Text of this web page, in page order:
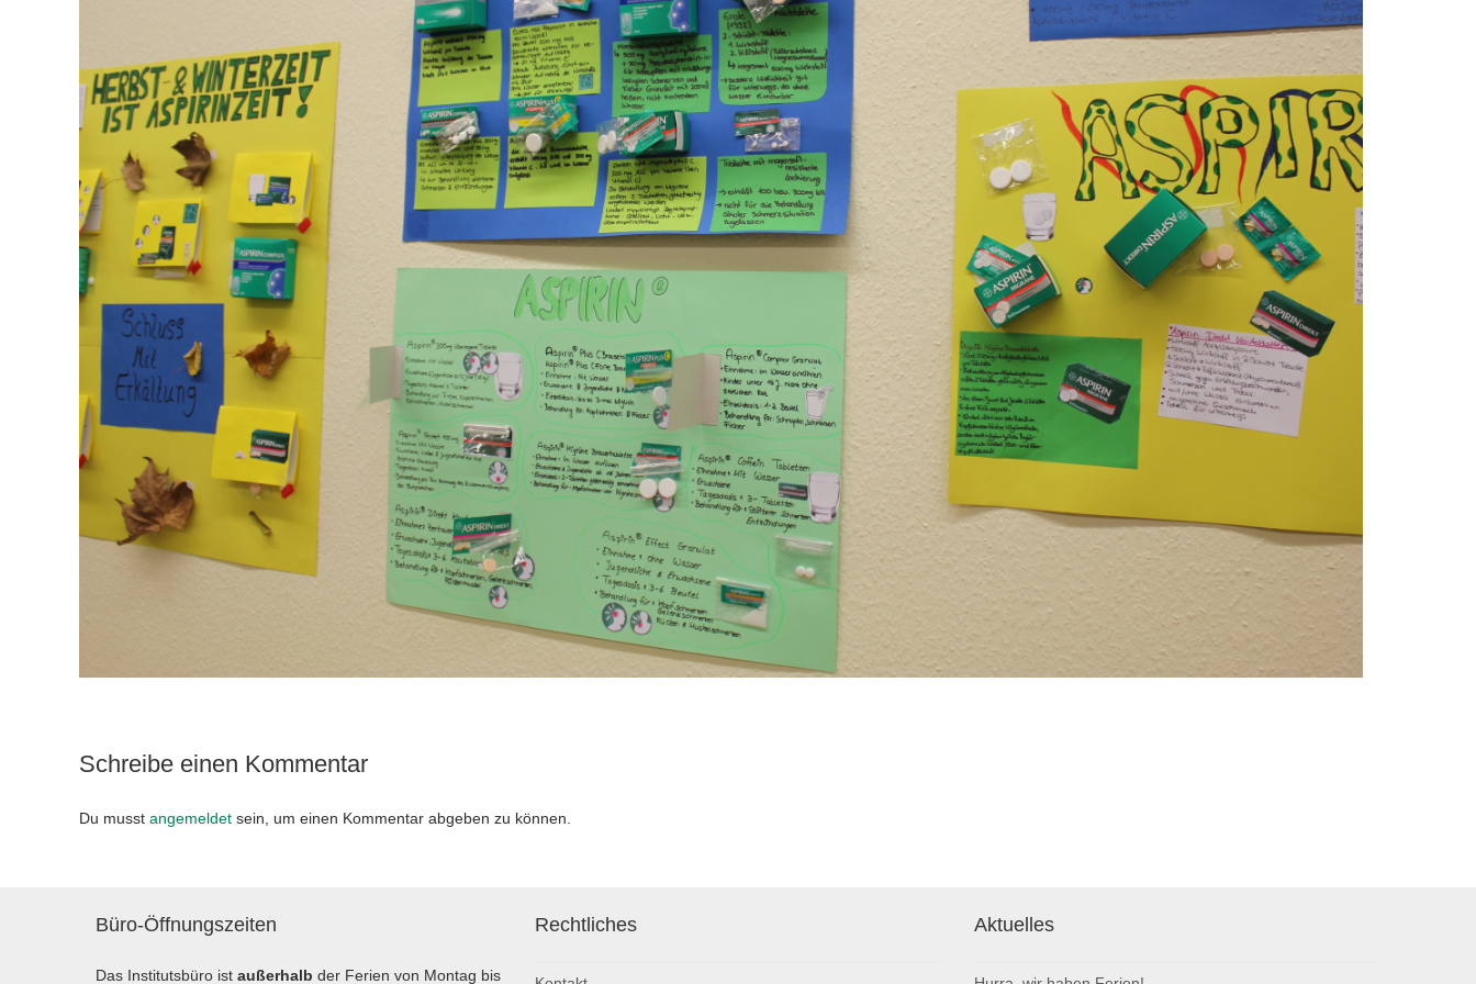
Schreibe einen Kommentar
Du musst angemeldet sein, um einen Kommentar abgeben zu können.
Büro-Öffnungszeiten
Das Institutsbüro ist außerhalb der Ferien von Montag bis
Rechtliches Aktuelles